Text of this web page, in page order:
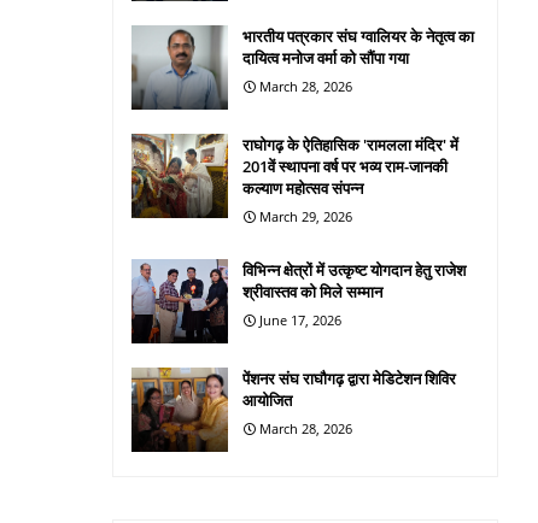
भारतीय पत्रकार संघ ग्वालियर के नेतृत्व का
दायित्व मनोज वर्मा को सौंपा गया
March 28, 2026
राघोगढ़ के ऐतिहासिक 'रामलला मंदिर' में
201वें स्थापना वर्ष पर भव्य राम-जानकी
कल्याण महोत्सव संपन्न
March 29, 2026
विभिन्न क्षेत्रों में उत्कृष्ट योगदान हेतु राजेश
श्रीवास्तव को मिले सम्मान
June 17, 2026
पेंशनर संघ राघौगढ़ द्वारा मेडिटेशन शिविर
आयोजित
March 28, 2026